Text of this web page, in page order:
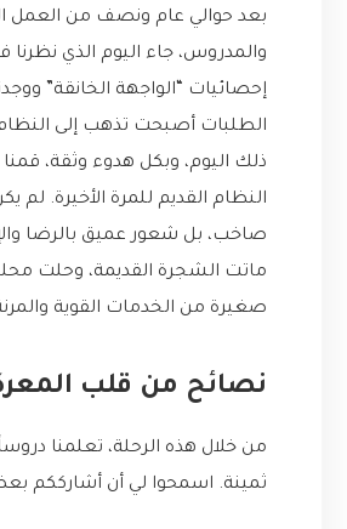
بعد حوالي عام ونصف من العمل
والمدروس، جاء اليوم الذي نظرنا
الطلبات أصبحت تذهب إلى
ذلك اليوم، وبكل هدوء وثقة،
النظام القديم للمرة الأخيرة. لم
صاخب، بل شعور عميق بالرضا
ماتت الشجرة القديمة، وحلت
صغيرة من الخدمات القوية
نصائح من قلب
من خلال هذه الرحلة، تعلمنا
ثمينة. اسمحوا لي أن أشارككم